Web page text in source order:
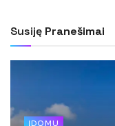
Susiję Pranešimai
ĮDOMU